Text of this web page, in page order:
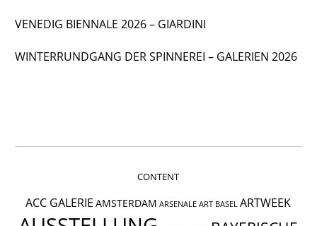
VENEDIG BIENNALE 2026 – GIARDINI
WINTERRUNDGANG DER SPINNEREI – GALERIEN 2026
CONTENT
ACC GALERIE AMSTERDAM ARSENALE ART BASEL ARTWEEK